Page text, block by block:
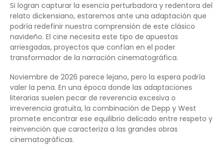
Si logran capturar la esencia perturbadora y redentora del
relato dickensiano, estaremos ante una adaptación que
podría redefinir nuestra comprensión de este clásico
navideño. El cine necesita este tipo de apuestas
arriesgadas, proyectos que confían en el poder
transformador de la narración cinematográfica.
Noviembre de 2026 parece lejano, pero la espera podría
valer la pena. En una época donde las adaptaciones
literarias suelen pecar de reverencia excesiva o
irreverencia gratuita, la combinación de Depp y West
promete encontrar ese equilibrio delicado entre respeto y
reinvención que caracteriza a las grandes obras
cinematográficas.